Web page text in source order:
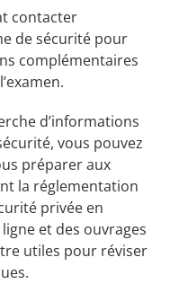
contacter
de sécurité pour
complémentaires
d’informations
vous pouvez
préparer aux
la réglementation
privée en
et des ouvrages
utiles pour réviser